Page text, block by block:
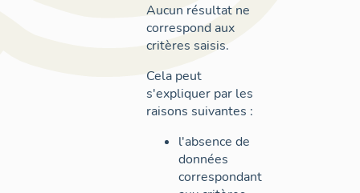
Aucun résultat ne
correspond aux
critères saisis.
Cela peut
s'expliquer par les
raisons suivantes :
l'absence de
données
correspondant